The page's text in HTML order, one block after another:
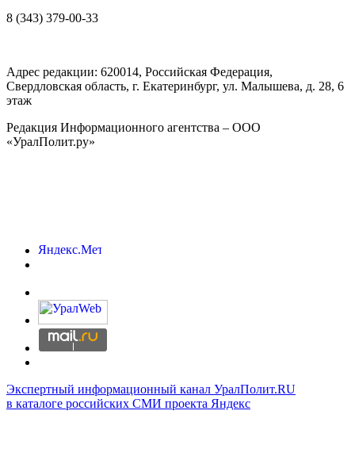
8 (343) 379-00-33
Адрес редакции: 620014, Российская Федерация,
Свердловская область, г. Екатеринбург, ул. Малышева, д. 28, 6
этаж
Редакция Информационного агентства – ООО
«УралПолит.ру»
Экспертный информационный канал УралПолит.RU
в каталоге российских СМИ проекта Яндекс